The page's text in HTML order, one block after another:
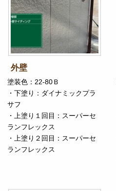
外壁
塗装色：22-80Ｂ
・下塗り：ダイナミックプラ
サフ
・上塗り１回目：スーパーセ
ランフレックス
・上塗り２回目：スーパーセ
ランフレックス